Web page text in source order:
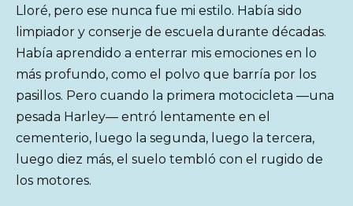
Lloré, pero ese nunca fue mi estilo. Había sido
limpiador y conserje de escuela durante décadas.
Había aprendido a enterrar mis emociones en lo
más profundo, como el polvo que barría por los
pasillos. Pero cuando la primera motocicleta —una
pesada Harley— entró lentamente en el
cementerio, luego la segunda, luego la tercera,
luego diez más, el suelo tembló con el rugido de
los motores.